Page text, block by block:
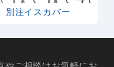
別注イスカバー